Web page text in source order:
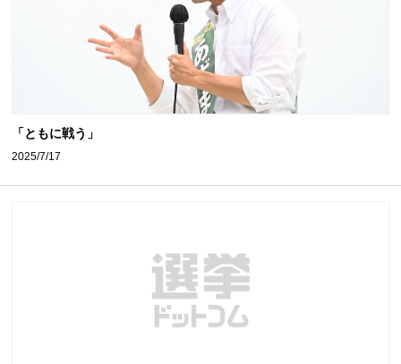
「ともに戦う」
2025/7/17